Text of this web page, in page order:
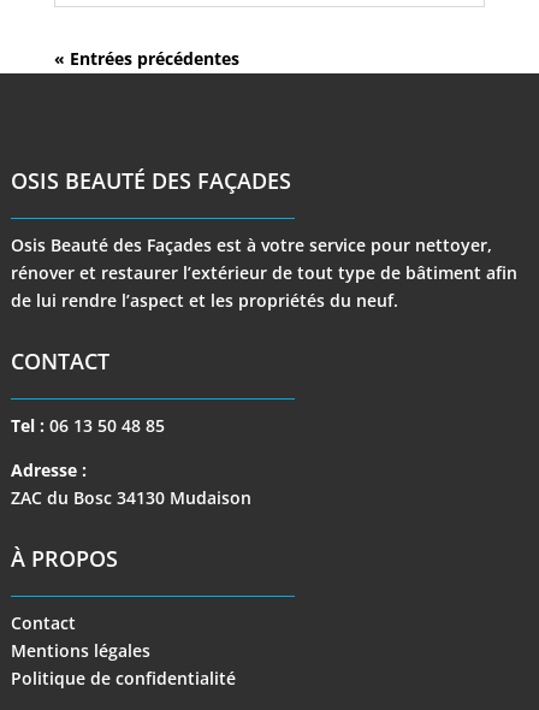
« Entrées précédentes
OSIS BEAUTÉ DES FAÇADES
Osis Beauté des Façades est à votre service pour nettoyer,
rénover et restaurer l’extérieur de tout type de bâtiment afin
de lui rendre l’aspect et les propriétés du neuf.
CONTACT
Tel : 06 13 50 48 85
Adresse :
ZAC du Bosc 34130 Mudaison
À PROPOS
Contact
Mentions légales
Politique de confidentialité